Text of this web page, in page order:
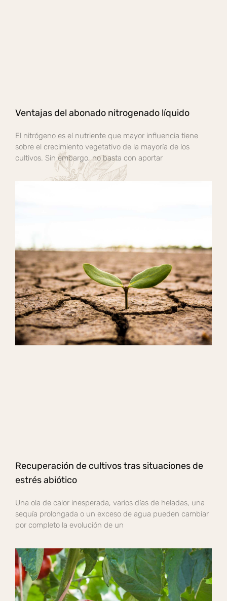
Ventajas del abonado nitrogenado líquido
El nitrógeno es el nutriente que mayor influencia tiene
sobre el crecimiento vegetativo de la mayoría de los
cultivos. Sin embargo, no basta con aportar
Recuperación de cultivos tras situaciones de
estrés abiótico
Una ola de calor inesperada, varios días de heladas, una
sequía prolongada o un exceso de agua pueden cambiar
por completo la evolución de un